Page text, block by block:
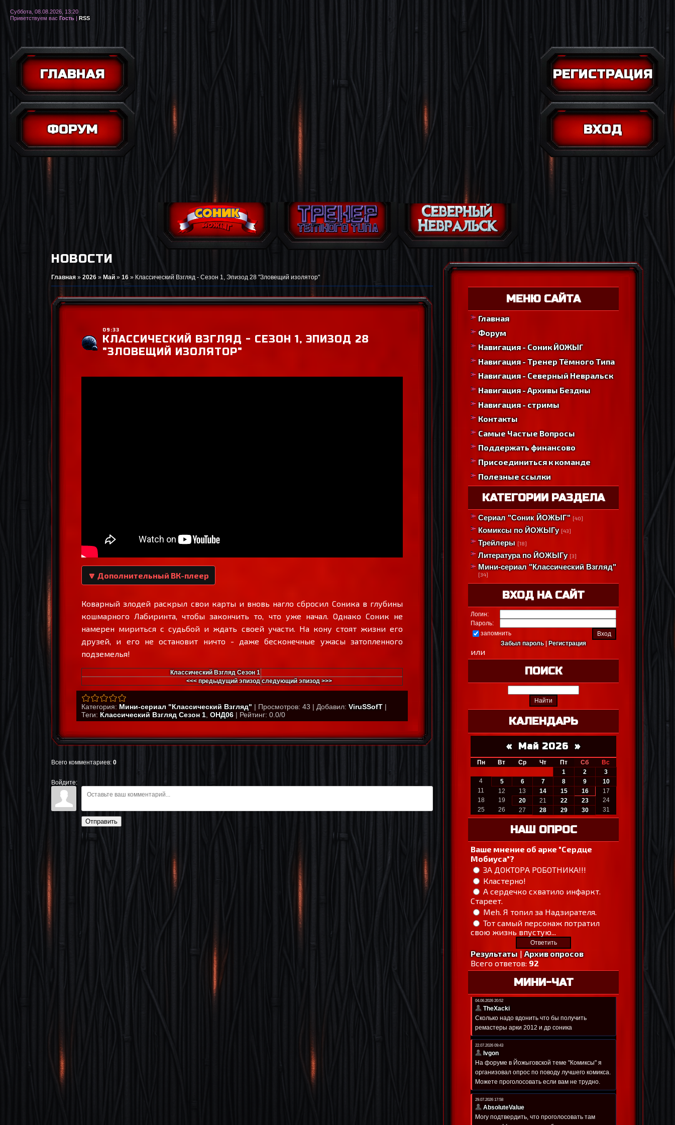
ГЛАВНАЯ
ФОРУМ
РЕГИСТРАЦИЯ
ВХОД
Суббота, 08.08.2026, 13:20
Приветствуем вас Гость | RSS
НОВОСТИ
Главная » 2026 » Май » 16 » Классический Взгляд - Сезон 1, Эпизод 28 "Зловещий изолятор"
09:33
КЛАССИЧЕСКИЙ ВЗГЛЯД - СЕЗОН 1, ЭПИЗОД 28
"ЗЛОВЕЩИЙ ИЗОЛЯТОР"
🔽 Дополнительный ВК-плеер
Коварный злодей раскрыл свои карты и вновь нагло сбросил Соника в глубины
кошмарного Лабиринта, чтобы закончить то, что уже начал. Однако Соник не
намерен мириться с судьбой и ждать своей участи. На кону стоят жизни его
друзей, и его не остановит ничто - даже бесконечные ужасы затопленного
подземелья!
Классический Взгляд Сезон 1
<<< предыдущий эпизод следующий эпизод >>>
Категория: Мини-сериал "Классический Взгляд" | Просмотров: 43 | Добавил: ViruSSofT |
Теги: Классический Взгляд Сезон 1 ОНД06 | Рейтинг: 0.0/0
Всего комментариев: 0
Войдите:
Отправить
МЕНЮ САЙТА
Главная
Форум
Навигация - Соник ЙОЖЫГ
Навигация - Тренер Тёмного Типа
Навигация - Северный Невральск
Навигация - Архивы Бездны
Навигация - стримы
Контакты
Самые Частые Вопросы
Поддержать финансово
Присоединиться к команде
Полезные ссылки
КАТЕГОРИИ РАЗДЕЛА
Сериал "Соник ЙОЖЫГ" [40]
Комиксы по ЙОЖЫГу [43]
Трейлеры [18]
Литература по ЙОЖЫГу [3]
Мини-сериал "Классический Взгляд"
[34]
ВХОД НА САЙТ
Логин:
Пароль:
запомнить
Забыл пароль|Регистрация
или
ПОИСК
КАЛЕНДАРЬ
« Май 2026 »
Пн Вт Ср Чт Пт Сб
Вс
1
2
3
4
5 6 7 8 9
10
11
12 13 14 15 16
17
18
19 20 21 22 23
24
25
26 27 28 29 30 31
НАШ ОПРОС
Ваше мнение об арке "Сердце
Мобиуса"?
ЗА ДОКТОРА РОБОТНИКА!!!
Кластерно!
А сердечко схватило инфаркт.
Стареет.
Meh. Я топил за Надзирателя.
Тот самый персонаж потратил
свою жизнь впустую...
Результаты|Архив опросов
Всего ответов: 92
МИНИ-ЧАТ